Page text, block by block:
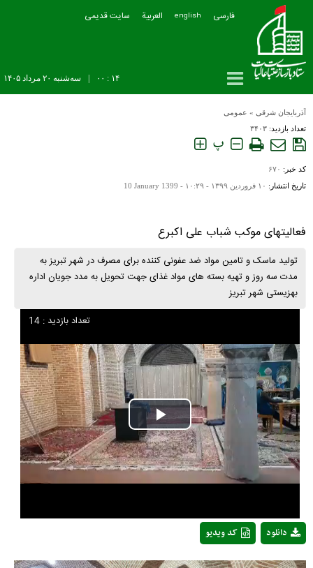
فارسی english العربیة سایت قدیمی
سه‌شنبه ۲۰ مرداد ۱۴۰۵ ۱۴ : ۰۰
آذربایجان شرقی » عمومی
تعداد بازدید: ۳۴۰۳
پ
کد خبر: ۶۷۰
تاریخ انتشار: ۱۰ فروردين ۱۳۹۹ - ۱۰:۲۹ - 10 January 1399
فعالیتهای موکب شباب علی اکبرع
تولید ماسک و تامین مواد ضد عفونی کننده برای مصرف در شهر تبریز به
مدت سه روز و تهیه بسته های مواد غذای جهت تحویل به مدد جویان اداره
بهزیستی شهر تبریز
Play
Video
تعداد بازدید : 14
کد ویدیو دانلود